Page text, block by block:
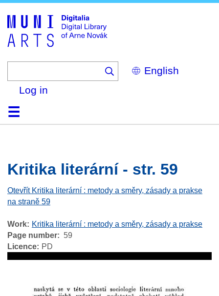
Select
your
Log in
HomeBrowse
Search
About
HelpContactDigitalia
Kritika literární - str. 59
Otevřít Kritika literární : metody a směry, zásady a prakse
na straně 59
Work
Kritika literární : metody a směry, zásady a prakse
Page number
59
Licence
PD